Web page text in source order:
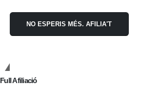
NO ESPERIS MÉS. AFILIA'T
Full Afiliació